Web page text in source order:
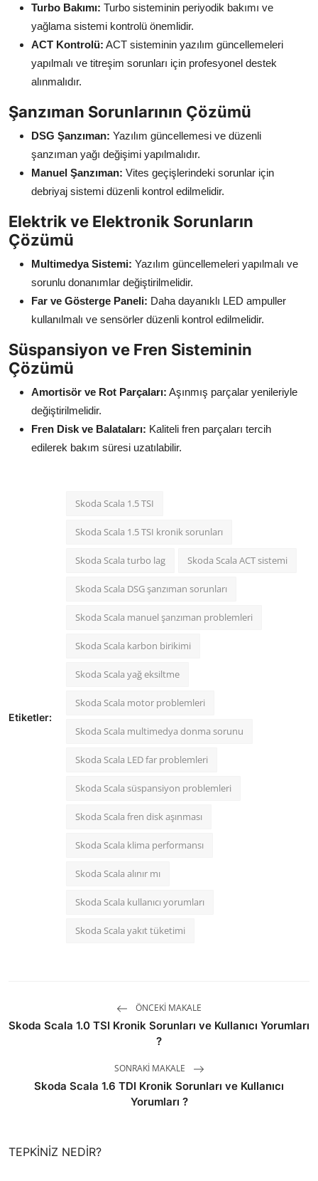
Turbo Bakımı: Turbo sisteminin periyodik bakımı ve
yağlama sistemi kontrolü önemlidir.
ACT Kontrolü: ACT sisteminin yazılım güncellemeleri
yapılmalı ve titreşim sorunları için profesyonel destek
alınmalıdır.
Şanzıman Sorunlarının Çözümü
DSG Şanzıman: Yazılım güncellemesi ve düzenli
şanzıman yağı değişimi yapılmalıdır.
Manuel Şanzıman: Vites geçişlerindeki sorunlar için
debriyaj sistemi düzenli kontrol edilmelidir.
Elektrik ve Elektronik Sorunların
Çözümü
Multimedya Sistemi: Yazılım güncellemeleri yapılmalı ve
sorunlu donanımlar değiştirilmelidir.
Far ve Gösterge Paneli: Daha dayanıklı LED ampuller
kullanılmalı ve sensörler düzenli kontrol edilmelidir.
Süspansiyon ve Fren Sisteminin
Çözümü
Amortisör ve Rot Parçaları: Aşınmış parçalar yenileriyle
değiştirilmelidir.
Fren Disk ve Balataları: Kaliteli fren parçaları tercih
edilerek bakım süresi uzatılabilir.
Etiketler:
Skoda Scala 1.5 TSI
Skoda Scala 1.5 TSI kronik sorunları
Skoda Scala turbo lag Skoda Scala ACT sistemi
Skoda Scala DSG şanzıman sorunları
Skoda Scala manuel şanzıman problemleri
Skoda Scala karbon birikimi
Skoda Scala yağ eksiltme
Skoda Scala motor problemleri
Skoda Scala multimedya donma sorunu
Skoda Scala LED far problemleri
Skoda Scala süspansiyon problemleri
Skoda Scala fren disk aşınması
Skoda Scala klima performansı
Skoda Scala alınır mı
Skoda Scala kullanıcı yorumları
Skoda Scala yakıt tüketimi
ÖNCEKI MAKALE
Skoda Scala 1.0 TSI Kronik Sorunları ve Kullanıcı Yorumları
?
SONRAKI MAKALE
Skoda Scala 1.6 TDI Kronik Sorunları ve Kullanıcı
Yorumları ?
TEPKINIZ NEDIR?